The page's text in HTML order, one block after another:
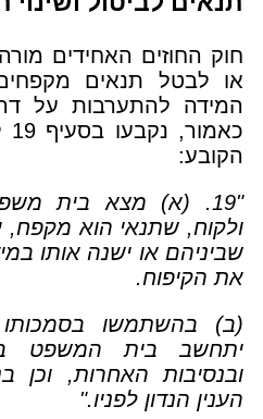
חוק החוזים האחידים
או לבטל תנאים
המידה להתערבות על
הקובע:
"19. (א) מצא בית
ולקוח, שתנאי הוא מקפח,
שביניהם או ישנה אותו
את הקיפוח.
(ב) בהשתמשו
יתחשב בית המשפט
ובנסיבות האחרות, וכן
הענין הנדון לפניו."